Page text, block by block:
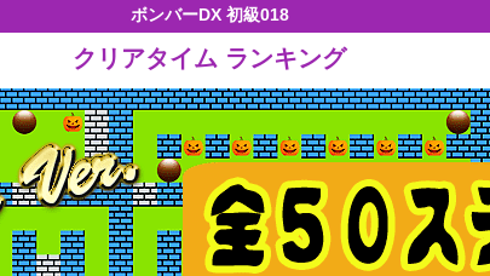
ボンバーDX 初級018
クリアタイム ランキング